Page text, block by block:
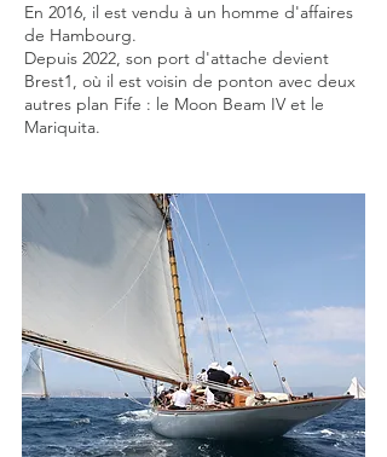
En 2016, il est vendu à un homme d'affaires
de Hambourg.
Depuis 2022, son port d'attache devient
Brest1, où il est voisin de ponton avec deux
autres plan Fife : le Moon Beam IV et le
Mariquita.